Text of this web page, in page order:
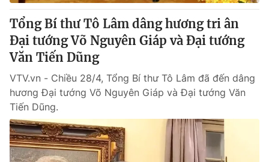
Tổng Bí thư Tô Lâm dâng hương tri ân
Đại tướng Võ Nguyên Giáp và Đại tướng
Văn Tiến Dũng
VTV.vn - Chiều 28/4, Tổng Bí thư Tô Lâm đã đến dâng
hương Đại tướng Võ Nguyên Giáp và Đại tướng Văn
Tiến Dũng.